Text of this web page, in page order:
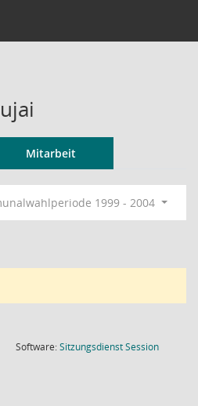
Mitarbeit
1999 - 2004
Software:SitzungsdienstSession(Wird in